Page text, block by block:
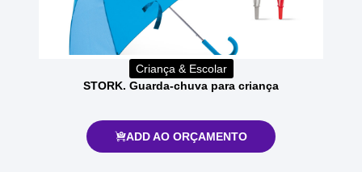
Criança & Escolar
STORK. Guarda-chuva para criança
ADD AO ORÇAMENTO